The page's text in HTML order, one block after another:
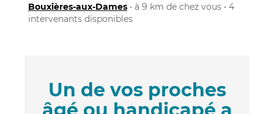
Bouxières-aux-Dames • à 9 km de chez vous • 4
intervenants disponibles
Un de vos proches